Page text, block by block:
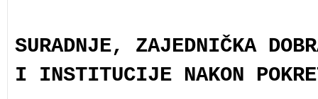
SURADNJE, ZAJEDNIČKA
I INSTITUCIJE NAKON